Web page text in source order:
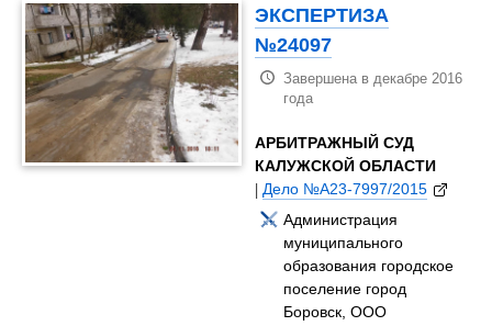
ЭКСПЕРТИЗА
№24097
Завершена в декабре 2016
года
АРБИТРАЖНЫЙ СУД
КАЛУЖСКОЙ ОБЛАСТИ
|Дело №А23-7997/2015
Администрация
муниципального
образования городское
поселение город
Боровск, ООО